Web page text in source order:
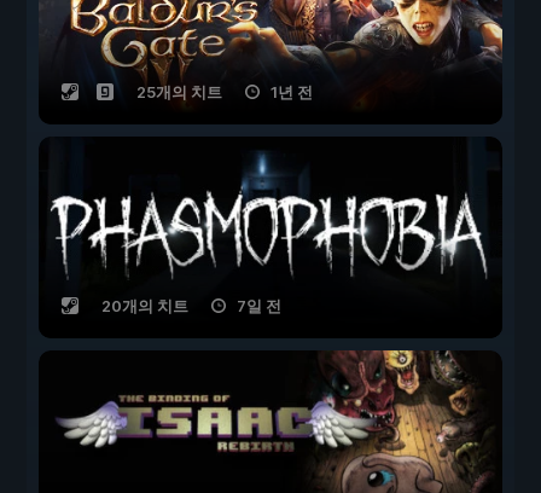
25개의 치트 1년 전
20개의 치트 7일 전